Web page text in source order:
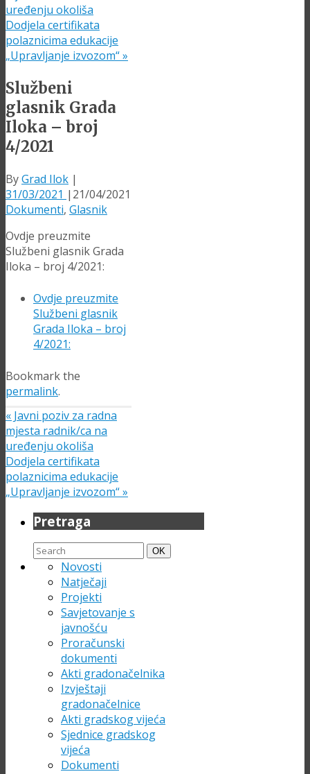
uređenju okoliša
Dodjela certifikata
polaznicima edukacije
„Upravljanje izvozom“»
Službeni
glasnik Grada
Iloka – broj
4/2021
ByGrad Ilok |
31/03/2021 | 21/04/2021
Dokumenti, Glasnik
Ovdje preuzmite
Službeni glasnik Grada
Iloka – broj 4/2021:
Ovdje preuzmite
Službeni glasnik
Grada Iloka – broj
4/2021:
Bookmark the
permalink.
« Javni poziv za radna
mjesta radnik/ca na
uređenju okoliša
Dodjela certifikata
polaznicima edukacije
„Upravljanje izvozom“»
Pretraga
Search
for:
Search
OK
Novosti
Natječaji
Projekti
Savjetovanje s
javnošću
Proračunski
dokumenti
Akti gradonačelnika
Izvještaji
gradonačelnice
Akti gradskog vijeća
Sjednice gradskog
vijeća
Dokumenti